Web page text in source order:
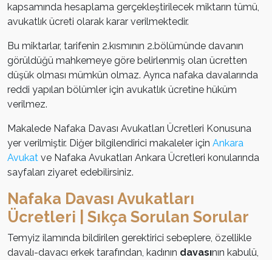
kapsamında hesaplama gerçekleştirilecek miktarın tümü,
avukatlık ücreti olarak karar verilmektedir.
Bu miktarlar, tarifenin 2.kısmının 2.bölümünde davanın
görüldüğü mahkemeye göre belirlenmiş olan ücretten
düşük olması mümkün olmaz. Ayrıca nafaka davalarında
reddi yapılan bölümler için avukatlık ücretine hüküm
verilmez.
Makalede Nafaka Davası Avukatları Ücretleri Konusuna
yer verilmiştir. Diğer bilgilendirici makaleler için Ankara
Avukat ve Nafaka Avukatları Ankara Ücretleri konularında
sayfaları ziyaret edebilirsiniz.
Nafaka Davası Avukatları
Ücretleri | Sıkça Sorulan Sorular
Temyiz ilamında bildirilen gerektirici sebeplere, özellikle
davalı-davacı erkek tarafından, kadının davasının kabulü,